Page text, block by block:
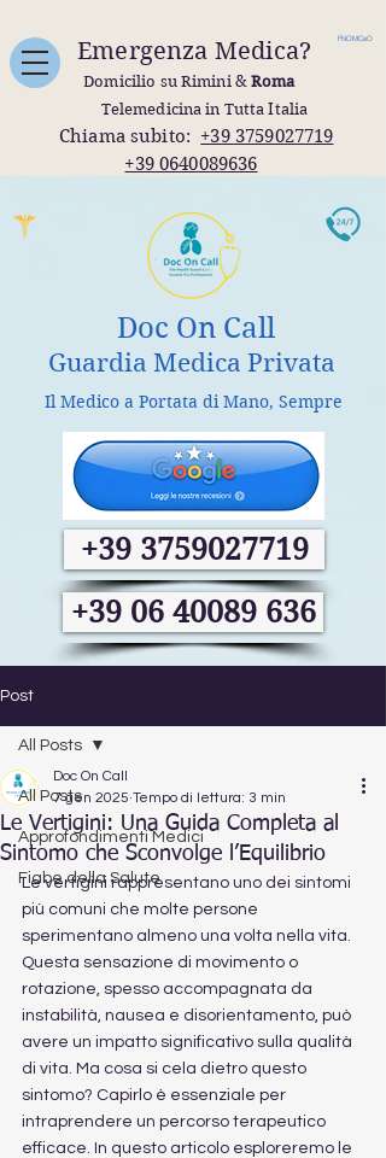
Doc On Call
Guardia Medica Privata
+39 3759027719
Emergenza Medica?
Domicilio su Rimini &Roma
Telemedicina in Tutta Italia
Chiama subito: +39 3759027719
+39 0640089636
FNOMCeO
Il Medico a Portata di Mano, Sempre
+39 06 40089 636
Post
All Posts
Approfondimenti Medici
Fiabe della Salute
All Posts
Le Vertigini: Una Guida Completa al
Sintomo che Sconvolge l’Equilibrio
Doc On Call
7 gen 2025 Tempo di lettura: 3 min
Le vertigini rappresentano uno dei sintomi
più comuni che molte persone
sperimentano almeno una volta nella vita.
Questa sensazione di movimento o
rotazione, spesso accompagnata da
instabilità, nausea e disorientamento, può
avere un impatto significativo sulla qualità
di vita. Ma cosa si cela dietro questo
sintomo? Capirlo è essenziale per
intraprendere un percorso terapeutico
efficace. In questo articolo esploreremo le